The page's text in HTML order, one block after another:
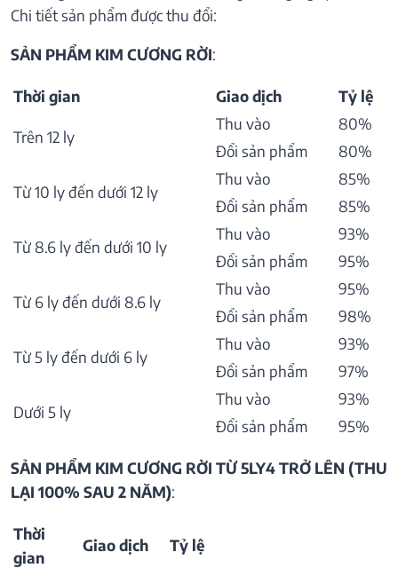
Chi tiết sản phẩm được thu đổi:
SẢN PHẨM KIM CƯƠNG RỜI:
Thời gian Giao dịch Tỷ lệ
Trên 12 ly
Thu vào
80%
Đổi sản phẩm
80%
Từ 10 ly đến dưới 12 ly
Thu vào
85%
Đổi sản phẩm
85%
Từ 8.6 ly đến dưới 10 ly
Thu vào
93%
Đổi sản phẩm
95%
Từ 6 ly đến dưới 8.6 ly
Thu vào
95%
Đổi sản phẩm
98%
Từ 5 ly đến dưới 6 ly
Thu vào
93%
Đổi sản phẩm
97%
Dưới 5 ly
Thu vào
93%
Đổi sản phẩm
95%
SẢN PHẨM KIM CƯƠNG RỜI TỪ 5LY4 TRỞ LÊN (THU
LẠI 100% SAU 2 NĂM):
Thời
gian
Giao dịch Tỷ lệ